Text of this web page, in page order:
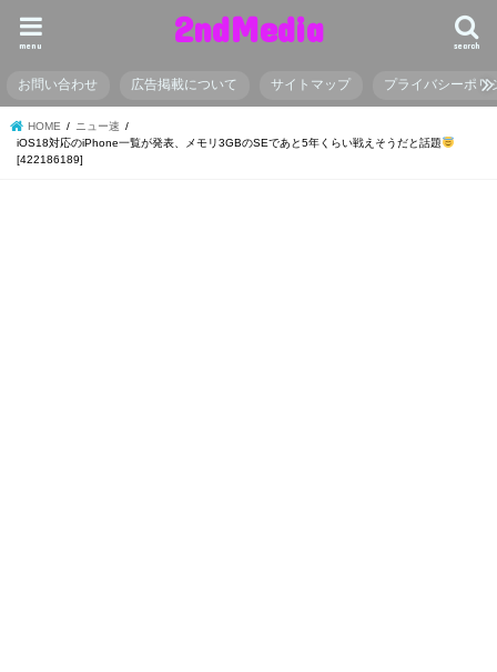
2ndMedia search
menu
お問い合わせ 広告掲載について サイトマップ プライバシーポリ
HOME
ニュー速
iOS18対応のiPhone一覧が発表、メモリ3GBのSEであと5年くらい戦えそうだと話題
[422186189]